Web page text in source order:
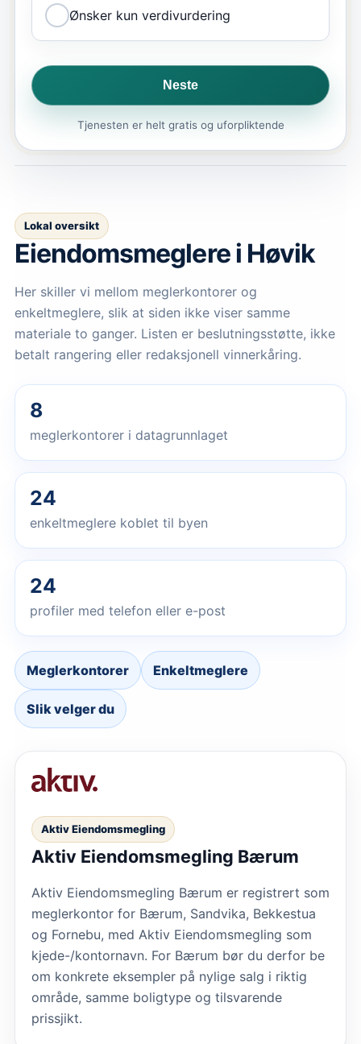
Ønsker kun verdivurdering
Neste
Tjenesten er helt gratis og uforpliktende
Lokal oversikt
Eiendomsmeglerei Høvik
Her skiller vi mellom meglerkontorer og
enkeltmeglere, slik at siden ikke viser samme
materiale to ganger. Listen er beslutningsstøtte, ikke
betalt rangering eller redaksjonell vinnerkåring.
8
meglerkontorer i datagrunnlaget
24
enkeltmeglere koblet til byen
24
profiler med telefon eller e-post
Meglerkontorer Enkeltmeglere
Slik velger du
Aktiv Eiendomsmegling
Aktiv Eiendomsmegling Bærum
Aktiv Eiendomsmegling Bærum er registrert som
meglerkontor for Bærum, Sandvika, Bekkestua
og Fornebu, med Aktiv Eiendomsmegling som
kjede-/kontornavn. For Bærum bør du derfor be
om konkrete eksempler på nylige salg i riktig
område, samme boligtype og tilsvarende
prissjikt.